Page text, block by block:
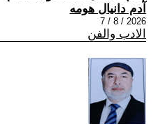
آدم دانيال هومه
2026 / 8 / 7
الادب والفن